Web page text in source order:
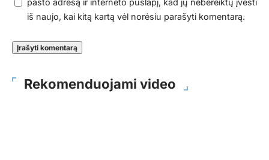
pašto adresą ir interneto puslapį, kad jų nebereiktų įvesti
iš naujo, kai kitą kartą vėl norėsiu parašyti komentarą.
Rekomenduojami video